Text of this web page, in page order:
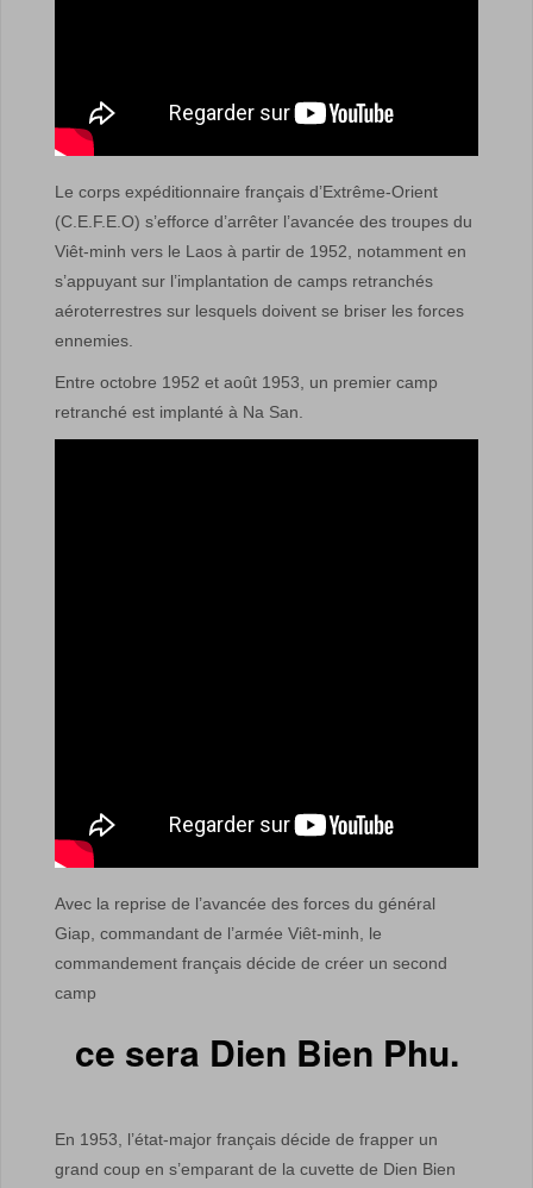
Le corps expéditionnaire français d’Extrême-Orient
(C.E.F.E.O) s’efforce d’arrêter l’avancée des troupes du
Viêt-minh vers le Laos à partir de 1952, notamment en
s’appuyant sur l’implantation de camps retranchés
aéroterrestres sur lesquels doivent se briser les forces
ennemies.
Entre octobre 1952 et août 1953, un premier camp
retranché est implanté à Na San.
Avec la reprise de l’avancée des forces du général
Giap, commandant de l’armée Viêt-minh, le
commandement français décide de créer un second
camp
ce sera Dien Bien Phu.
En 1953, l’état-major français décide de frapper un
grand coup en s’emparant de la cuvette de Dien Bien